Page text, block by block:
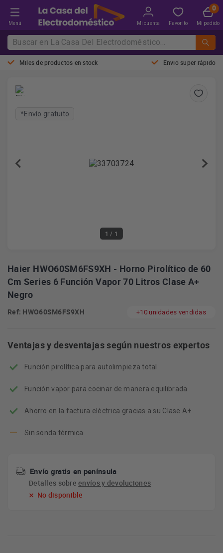
Menú Mi cuenta Favorito Mi pedido
Miles de productos en stock Envio super rápido
1 / 1
*Envío gratuito
Haier HWO60SM6FS9XH - Horno Pirolítico de 60
Cm Series 6 Función Vapor 70 Litros Clase A+
Negro
Ref: HWO60SM6FS9XH +10 unidades vendidas
Ventajas y desventajas según nuestros expertos
Función pirolítica para autolimpieza total
Función vapor para cocinar de manera equilibrada
Ahorro en la factura eléctrica gracias a su Clase A+
Sin sonda térmica
Envío gratis en península
Detalles sobreenvíos y devoluciones
No disponible